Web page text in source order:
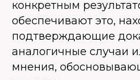
конкретным
обеспечивают это,
подтверждающие
аналогичные случаи
мнения,